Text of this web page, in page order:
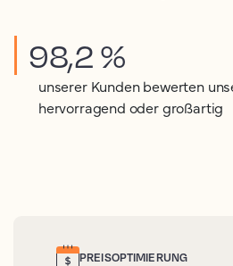
98,2 %
unserer Kunden bewerten
hervorragend oder großartig
PREISOPTIMIERUNG